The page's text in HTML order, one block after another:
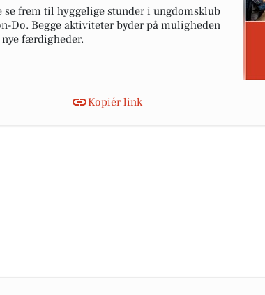
se frem til hyggelige stunder i ungdomsklub
Do. Begge aktiviteter byder på muligheden
færdigheder.
Kopiér link